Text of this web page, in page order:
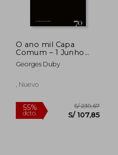
O ano mil Capa
Comum – 1 Junho
2022 (en Portugués)
Georges Duby
, Nuevo